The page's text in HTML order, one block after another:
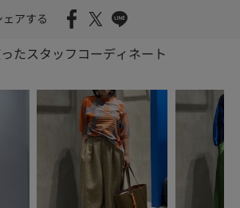
ェアする
たスタッフコーディネート